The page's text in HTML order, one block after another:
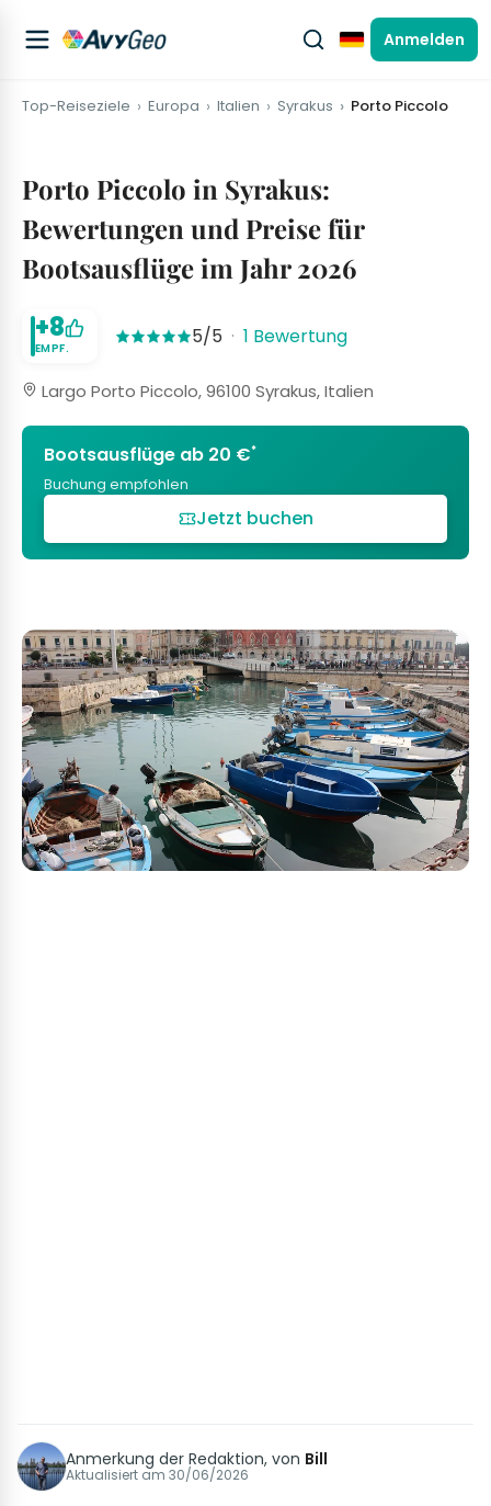
DeutschAnmelden
Top-Reiseziele Europa Italien Syrakus Porto Piccolo
Porto Piccolo in Syrakus:
Bewertungen und Preise für
Bootsausflüge im Jahr 2026
+8
EMPF. 5/5 · 1 Bewertung
Largo Porto Piccolo, 96100 Syrakus, Italien
Bootsausflüge ab 20 €*
Buchung empfohlen
Jetzt buchen
Anmerkung der Redaktion, von Bill
Aktualisiert am 30/06/2026